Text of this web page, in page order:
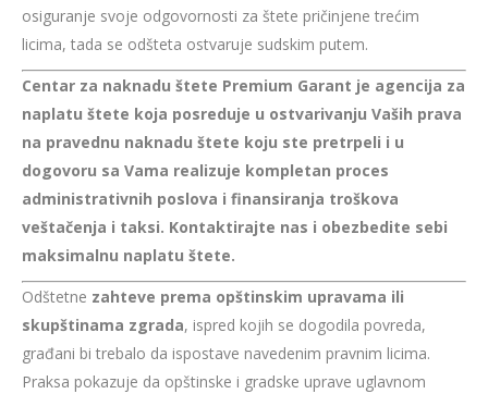
osiguranje svoje odgovornosti za štete pričinjene trećim
licima, tada se odšteta ostvaruje sudskim putem.
Centar za naknadu štete Premium Garant je agencija za
naplatu štete koja posreduje u ostvarivanju Vaših prava
na pravednu naknadu štete koju ste pretrpeli i u
dogovoru sa Vama realizuje kompletan proces
administrativnih poslova i finansiranja troškova
veštačenja i taksi. Kontaktirajte nas i obezbedite sebi
maksimalnu naplatu štete.
Odštetne zahteve prema opštinskim upravama ili
skupštinama zgrada, ispred kojih se dogodila povreda,
građani bi trebalo da ispostave navedenim pravnim licima.
Praksa pokazuje da opštinske i gradske uprave uglavnom